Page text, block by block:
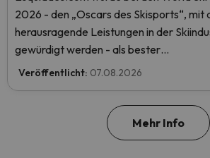
2026 - den „Oscars des Skisports“, mit
herausragende Leistungen in der
gewürdigt werden - als bester
Skiurlaubveranstalter der Welt nominiert.
ersten Platz zu erreichen!
Veröffentlicht: 07.08.2026
Mehr Info